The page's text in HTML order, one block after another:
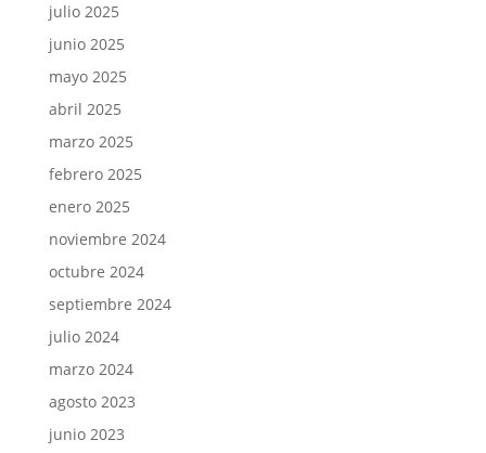
julio 2025
junio 2025
mayo 2025
abril 2025
marzo 2025
febrero 2025
enero 2025
noviembre 2024
octubre 2024
septiembre 2024
julio 2024
marzo 2024
agosto 2023
junio 2023